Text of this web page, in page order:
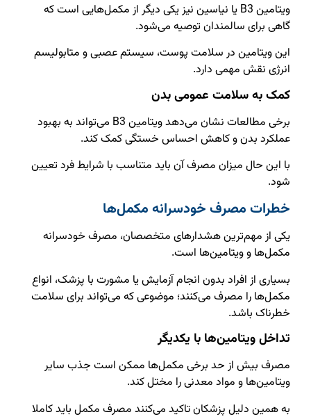
ویتامین B3 یا نیاسین نیز یکی دیگر از مکمل‌هایی است که
گاهی برای سالمندان توصیه می‌شود.
این ویتامین در سلامت پوست، سیستم عصبی و متابولیسم
انرژی نقش مهمی دارد.
کمک به سلامت عمومی بدن
برخی مطالعات نشان می‌دهد ویتامین B3 می‌تواند به بهبود
عملکرد بدن و کاهش احساس خستگی کمک کند.
با این حال میزان مصرف آن باید متناسب با شرایط فرد تعیین
شود.
خطرات مصرف خودسرانه مکمل‌ها
یکی از مهم‌ترین هشدارهای متخصصان، مصرف خودسرانه
مکمل‌ها و ویتامین‌ها است.
بسیاری از افراد بدون انجام آزمایش یا مشورت با پزشک، انواع
مکمل‌ها را مصرف می‌کنند؛ موضوعی که می‌تواند برای سلامت
خطرناک باشد.
تداخل ویتامین‌ها با یکدیگر
مصرف بیش از حد برخی مکمل‌ها ممکن است جذب سایر
ویتامین‌ها و مواد معدنی را مختل کند.
به همین دلیل پزشکان تاکید می‌کنند مصرف مکمل باید کاملا